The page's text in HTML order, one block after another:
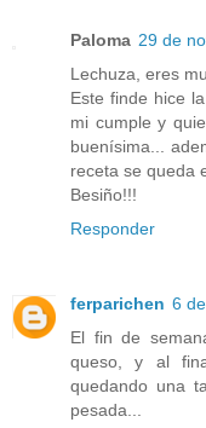
Paloma 29 de
Lechuza, eres
Este finde hice
mi cumple y
buenísima...
receta se queda
Besiño!!!
Responder
ferparichen 6
El fin de
queso, y al
quedando una
pesada...